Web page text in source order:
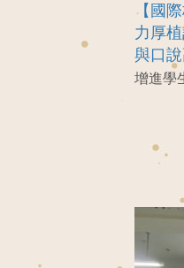
【國
力厚
與口
增進學